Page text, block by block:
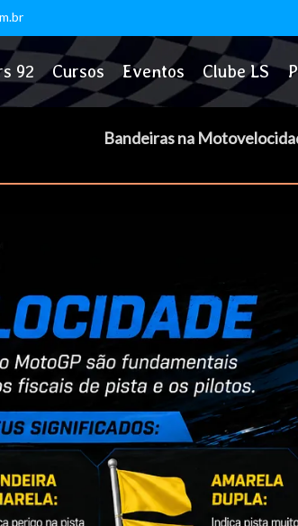
92 Cursos Eventos Clube LS
Bandeiras na